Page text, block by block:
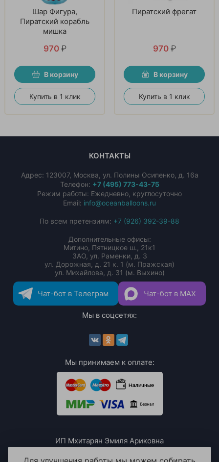
Шар Фигура,
Пиратский корабль
мишка
970 ₽
В корзину
Купить в 1 клик
Пиратский фрегат
970 ₽
В корзину
Купить в 1 клик
КОНТАКТЫ
Адрес: 123007, Москва, ул. Полины Осипенко, д. 16а
Телефон: +7 (495) 773-43-75
Режим работы: Ежедневно, круглосуточно
Email: info@oceanballoons.ru
По всем претензиям: +7 (926) 392-39-88
Дополнительные офисы:
Митино, Пятницкое ш., 21к1
ЗАО, ул. Раменки, д. 3
ул. Дорожная, д. 21 к. 1 (м. Пражская)
ул. Михайлова, д. 31 (м. Выхино)
Чат-бот в Телеграм Чат-бот в MAX
Мы в соцсетях:
Мы принимаем к оплате:
ИП Мхитарян Эмиля Ариковна
ИНН: 771385063807
ОГРН / ОГРНИП: 319508100076230